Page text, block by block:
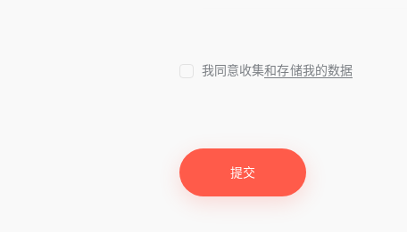
我同意收集和存储我的数据